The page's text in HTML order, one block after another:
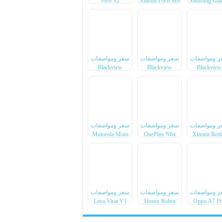
ومواصفات
Blackview
سعر ومواصفات
Blackview
سعر ومواصفات
Blackview
ومواصفات
Xiaomi
سعر ومواصفات
OnePlus N6x
سعر ومواصفات
Motorola Moto
ومواصفات
Oppo A7
سعر ومواصفات
Honor Robot
سعر ومواصفات
Lava Virat V1